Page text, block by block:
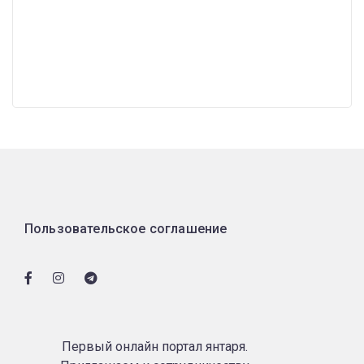
Пользовательское соглашение
Первый онлайн портал янтаря.